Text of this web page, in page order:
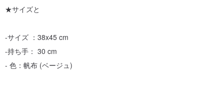
★サイズと
-サイズ ：38x45 cm
-持ち手： 30 cm
- 色：帆布 (ベージュ)